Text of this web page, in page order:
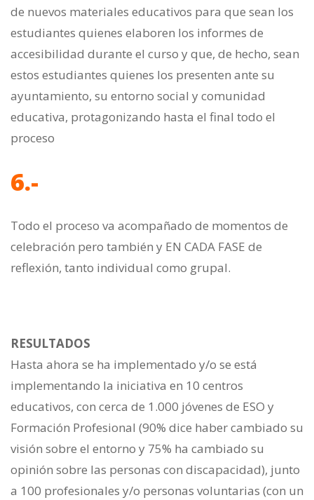
de nuevos materiales educativos para que sean los
estudiantes quienes elaboren los informes de
accesibilidad durante el curso y que, de hecho, sean
estos estudiantes quienes los presenten ante su
ayuntamiento, su entorno social y comunidad
educativa, protagonizando hasta el final todo el
proceso
6.-
Todo el proceso va acompañado de momentos de
celebración pero también y EN CADA FASE de
reflexión, tanto individual como grupal.
RESULTADOS
Hasta ahora se ha implementado y/o se está
implementando la iniciativa en 10 centros
educativos, con cerca de 1.000 jóvenes de ESO y
Formación Profesional (90% dice haber cambiado su
visión sobre el entorno y 75% ha cambiado su
opinión sobre las personas con discapacidad), junto
a 100 profesionales y/o personas voluntarias (con un